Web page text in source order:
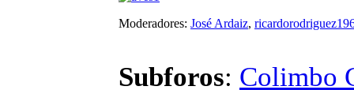
Moderadores: José Ardaiz,
Subforos: Colimbo